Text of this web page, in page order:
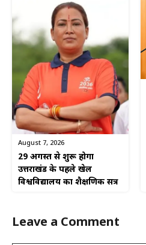
August 7, 2026
29 अगस्त से शुरू होगा
उत्तराखंड के पहले खेल
विश्वविद्यालय का शैक्षणिक सत्र
Leave a Comment